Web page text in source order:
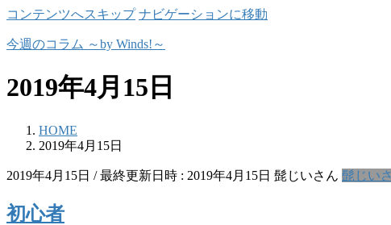
コンテンツへスキップ ナビゲーションに移動
今週のコラム ～by Winds!～
2019年4月15日
HOME
2019年4月15日
2019年4月15日 / 最終更新日時 : 2019年4月15日 髭じいさん 髭じい
初心者